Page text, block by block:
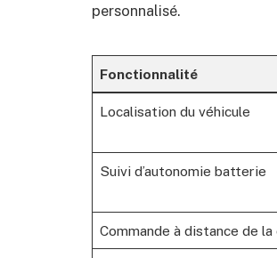
personnalisé.
Fonctionnalité
Localisation du véhicule
Suivi d’autonomie batterie
Commande à distance de